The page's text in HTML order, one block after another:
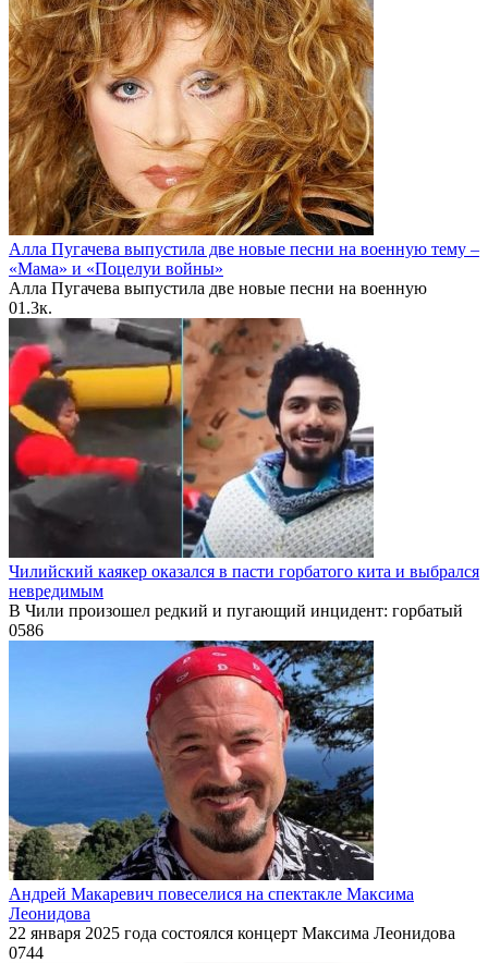
Алла Пугачева выпустила две новые песни на военную тему –
«Мама» и «Поцелуи войны»
Алла Пугачева выпустила две новые песни на военную
01.3к.
Чилийский каякер оказался в пасти горбатого кита и выбрался
невредимым
В Чили произошел редкий и пугающий инцидент: горбатый
0586
Андрей Макаревич повеселися на спектакле Максима
Леонидова
22 января 2025 года состоялся концерт Максима Леонидова
0744